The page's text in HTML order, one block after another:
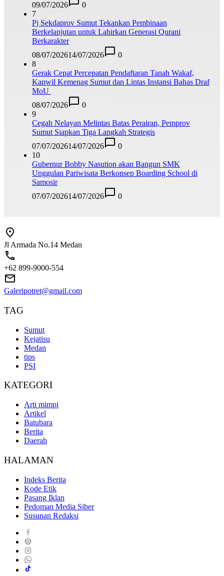
09/07/2026
0
7
Pj Sekdaprov Sumut Tekankan Pembinaan
Berkelanjutan untuk Lahirkan Generasi Qurani
Berkarakter
08/07/202614/07/2026
0
8
Gerak Cepat Percepatan Pendaftaran Tanah Wakaf,
Kanwil Kemenag Sumut dan Lintas Instansi Bahas Draf
MoU
08/07/2026
0
9
Cegah Nelayan Melintas Batas Perairan, Pemprov
Sumut Siapkan Tiga Langkah Strategis
07/07/202614/07/2026
0
10
Gubernur Bobby Nasution akan Bangun SMK
Unggulan Pariwisata Berkonsep Boarding School di
Samosir
07/07/202614/07/2026 0
Jl Armada No.14 Medan
+62 899-9000-554
Galeripotret@gmail.com
TAG
Sumut
Kejatisu
Medan
tips
PSI
KATEGORI
Arti mimpi
Artikel
Batubara
Berita
Daerah
HALAMAN
Indeks Berita
Kode Etik
Pasang Iklan
Pedoman Media Siber
Susunan Redaksi